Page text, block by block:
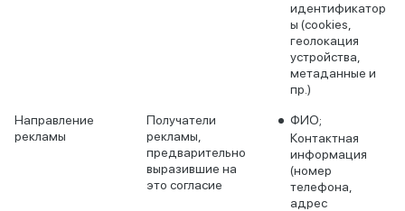
идентификатор
ы (cookies,
геолокация
устройства,
метаданные и
пр.)
Направление
рекламы
Получатели
рекламы,
предварительно
выразившие на
это согласие
ФИО;
Контактная
информация
(номер
телефона,
адрес